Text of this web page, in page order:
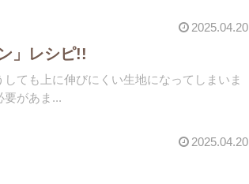
2025.04.20
」レシピ!!
ても上に伸びにくい生地になってしまいま
要があま...
2025.04.20